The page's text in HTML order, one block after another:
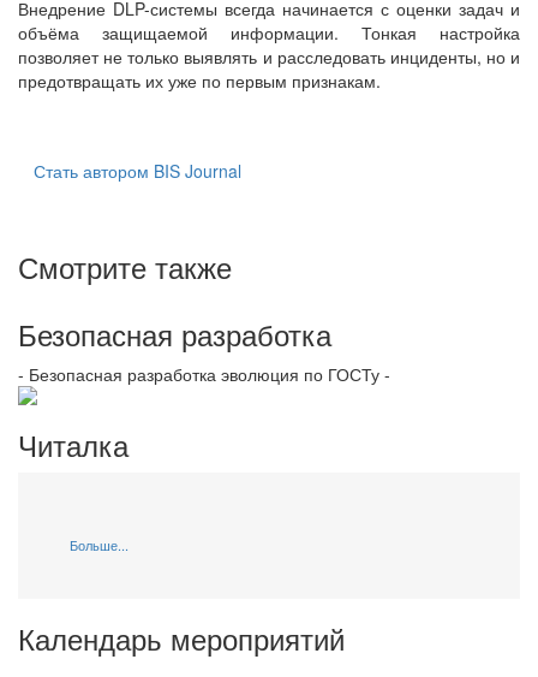
Внедрение DLP-системы всегда начинается с оценки задач и
объёма защищаемой информации. Тонкая настройка
позволяет не только выявлять и расследовать инциденты, но и
предотвращать их уже по первым признакам.
Стать автором BIS Journal
Смотрите также
Безопасная разработка
- Безопасная разработка эволюция по ГОСТу -
Читалка
Больше...
Календарь мероприятий